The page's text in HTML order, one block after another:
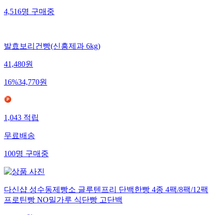
4,516명구매중
발효보리건빵(신흥제과 6kg)
41,480원
16%34,770원
1,043적립
무료배송
100명구매중
다신샵 성수동제빵소 글루텐프리 단백한빵 4종 4팩/8팩/12팩
프로틴빵 NO밀가루 식단빵 고단백